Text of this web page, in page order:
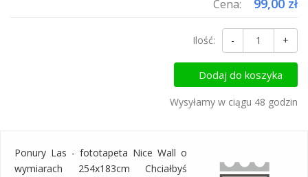
Cena: 99,00 zł
Dodaj do koszyka
Ilość: - +
Wysyłamy w ciągu 48 godzin
Ponury Las - fototapeta Nice Wall o
wymiarach 254x183cm Chciałbyś